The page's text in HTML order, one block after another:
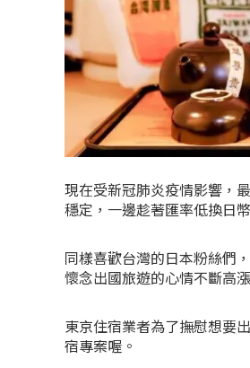
現在受新冠肺炎疫情影響，
穩定，一邊趁著匯率低換日
同樣喜歡台灣的日本粉絲們
懷念出國旅遊的心情不斷高
東京住宿業者為了撫慰想要
宿專案喔。